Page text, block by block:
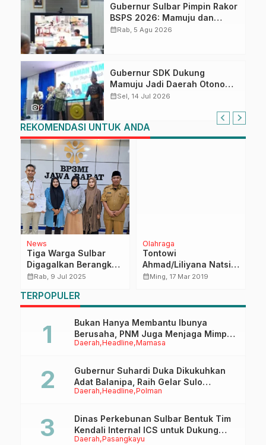
Gubernur Sulbar Pimpin Rakor
BSPS 2026: Mamuju dan
Pasangkayu Masih Nol
calendar_monthRab, 5 Agu 2026
photo_camera2
Gubernur SDK Dukung
Mamuju Jadi Daerah Otonomi
Baru: Komisi II DPR Setuju,
calendar_monthSel, 14 Jul 2026
REKOMENDASI UNTUK ANDA
News
Tiga Warga Sulbar
Digagalkan Berangkat
ke Timur Tengah,
Human Trafficking
calendar_monthRab, 9 Jul 2025
Olahraga
Tontowi
Ahmad/Liliyana Natsir
Sabet Gelar Juara
calendar_monthMing, 17 Mar 2019
TERPOPULER
Daerah Headline Mamasa
Bukan Hanya Membantu Ibunya
Berusaha, PNM Juga Menjaga Mimpi
Anaknya Untuk Menggapai Cita-Cita
Daerah Headline Polman
Gubernur Suhardi Duka Dikukuhkan
Adat Balanipa, Raih Gelar Sulo
Tappidena
Daerah Pasangkayu
Dinas Perkebunan Sulbar Bentuk Tim
Kendali Internal ICS untuk Dukung
Sertifikasi ISPO Pekebun di